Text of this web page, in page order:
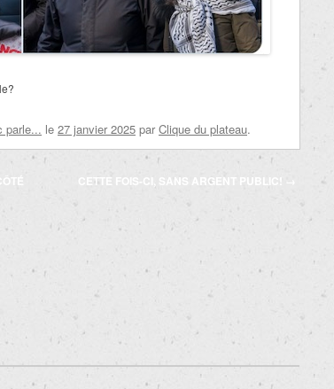
parle... le 27 janvier 2025 par Clique du plateau.
CETTE FOIS-CI, SANS ARGENT PUBLIC! →